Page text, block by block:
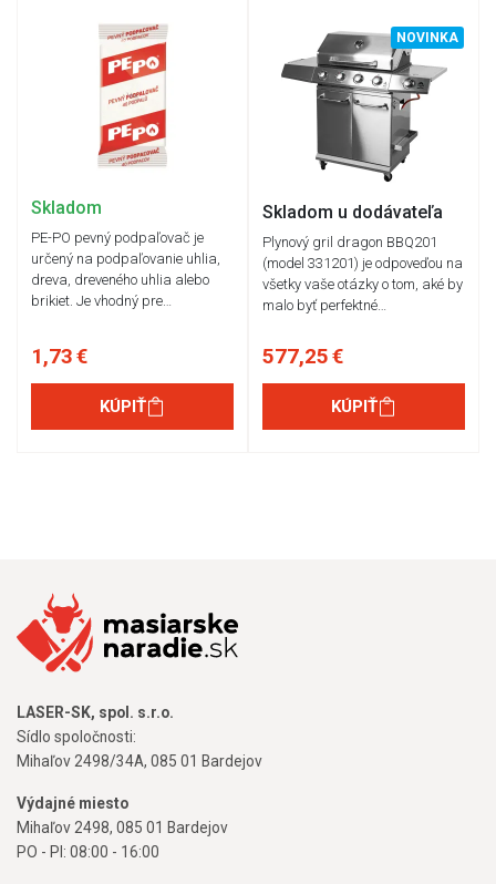
Skladom
PE-PO pevný podpaľovač je
určený na podpaľovanie uhlia,
dreva, dreveného uhlia alebo
brikiet. Je vhodný pre…
1,73 €
KÚPIŤ
NOVINKA
Skladom u dodávateľa
Plynový gril dragon BBQ201
(model 331201) je odpoveďou na
všetky vaše otázky o tom, aké by
malo byť perfektné…
577,25 €
KÚPIŤ
LASER-SK, spol. s.r.o.
Sídlo spoločnosti:
Mihaľov 2498/34A, 085 01 Bardejov
Výdajné miesto
Mihaľov 2498, 085 01 Bardejov
PO - PI: 08:00 - 16:00